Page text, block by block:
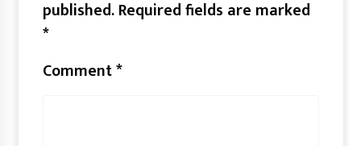
published.Required fields are marked
*
Comment*